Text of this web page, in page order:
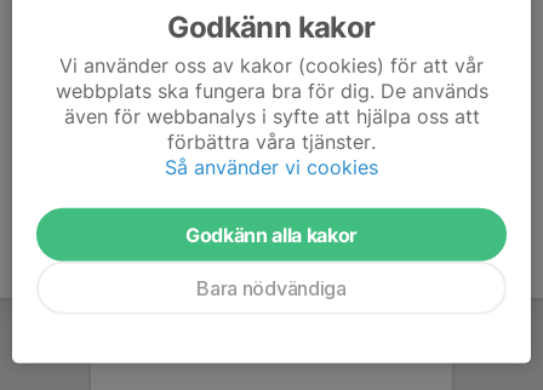
värdefull statistik (kräver inlogg).
drive.google.com/drive/folders/1gDZfMboNXzA53OjGj
bIYEQk8dj1D_7Ru?usp=drive_link
Godkänn kakor
Vi använder oss av kakor (cookies) för att vår
webbplats ska fungera bra för dig. De används
även för webbanalys i syfte att hjälpa oss att
förbättra våra tjänster.
Så använder vi cookies
Godkänn alla kakor
Bara nödvändiga